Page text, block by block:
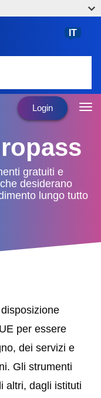
IT
Login
gratuiti e
desiderano
lungo tutto
per essere
dei servizi e
Gli strumenti
altri, dagli istituti